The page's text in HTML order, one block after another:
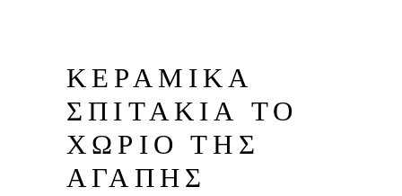
ΚΕΡΑΜΙΚΑ
ΣΠΙΤΑΚΙΑ ΤΟ
ΧΩΡΙΟ ΤΗΣ
ΑΓΑΠΗΣ